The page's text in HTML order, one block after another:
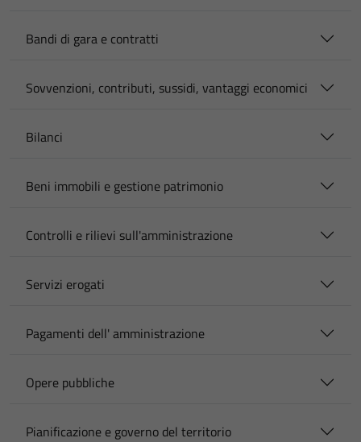
Bandi di gara e contratti
Sovvenzioni, contributi, sussidi, vantaggi economici
Bilanci
Beni immobili e gestione patrimonio
Controlli e rilievi sull'amministrazione
Servizi erogati
Pagamenti dell' amministrazione
Opere pubbliche
Pianificazione e governo del territorio